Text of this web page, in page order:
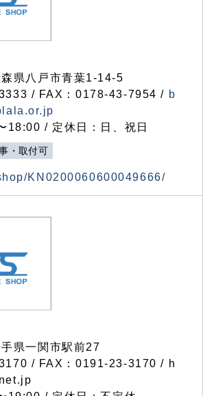
県八戸市青葉1-14-5
/ FAX：0178-43-7954 / b
18:00 / 定休日：日、祝日
・取付可
KN0200060600049666/
県一関市駅前27
/ FAX：0191-23-3170 / h